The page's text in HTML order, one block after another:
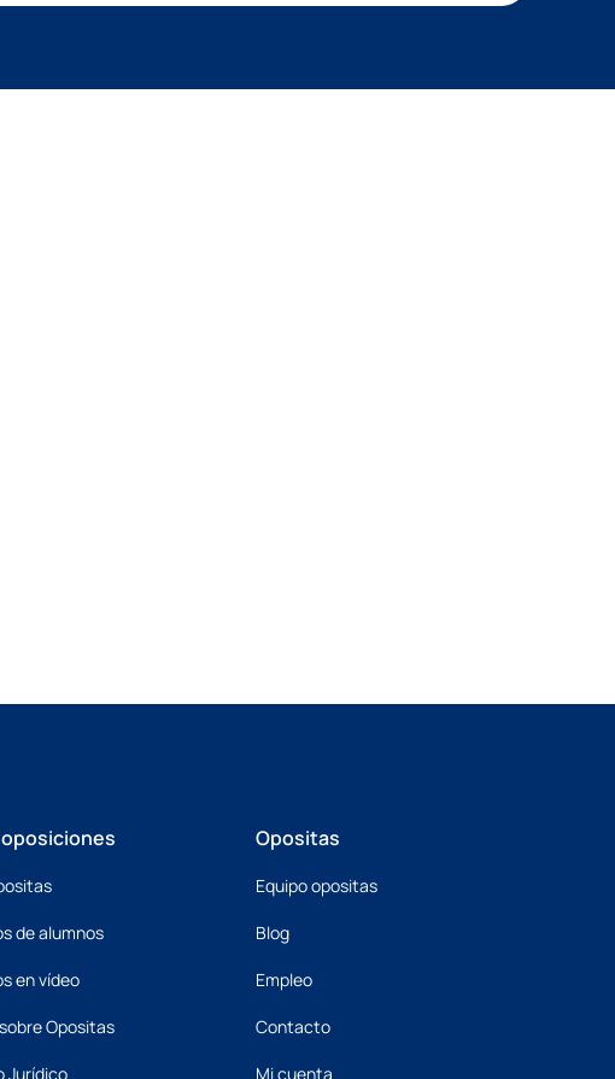
de alumnos
en vídeo
Opositas
Jurídico
Opositas
Equipo opositas
Blog
Empleo
Contacto
Mi cuenta